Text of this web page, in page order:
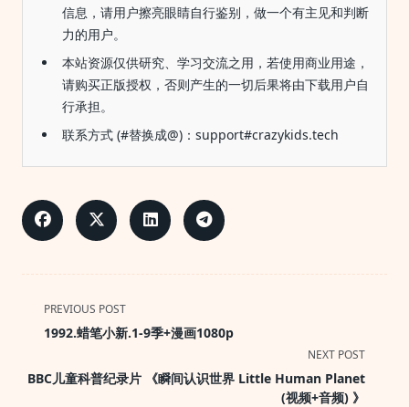
信息，请用户擦亮眼睛自行鉴别，做一个有主见和判断
力的用户。
本站资源仅供研究、学习交流之用，若使用商业用途，
请购买正版授权，否则产生的一切后果将由下载用户自
行承担。
联系方式 (#替换成@)：support#crazykids.tech
<span
class="nav-
screen-
PREVIOUS POST
1992.蜡笔小新.1-9季+漫画1080p
NEXT POST
BBC儿童科普纪录片 《瞬间认识世界 Little Human Planet
(视频+音频) 》